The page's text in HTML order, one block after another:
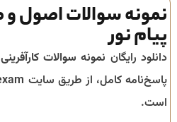
نمونه سوالات اصول و
پیام نور
دانلود رایگان نمونه سوالات
است.